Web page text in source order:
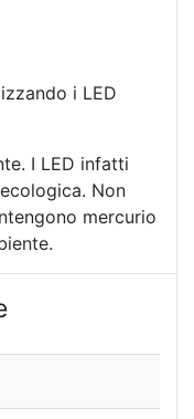
i LED
I LED infatti
Non
mercurio